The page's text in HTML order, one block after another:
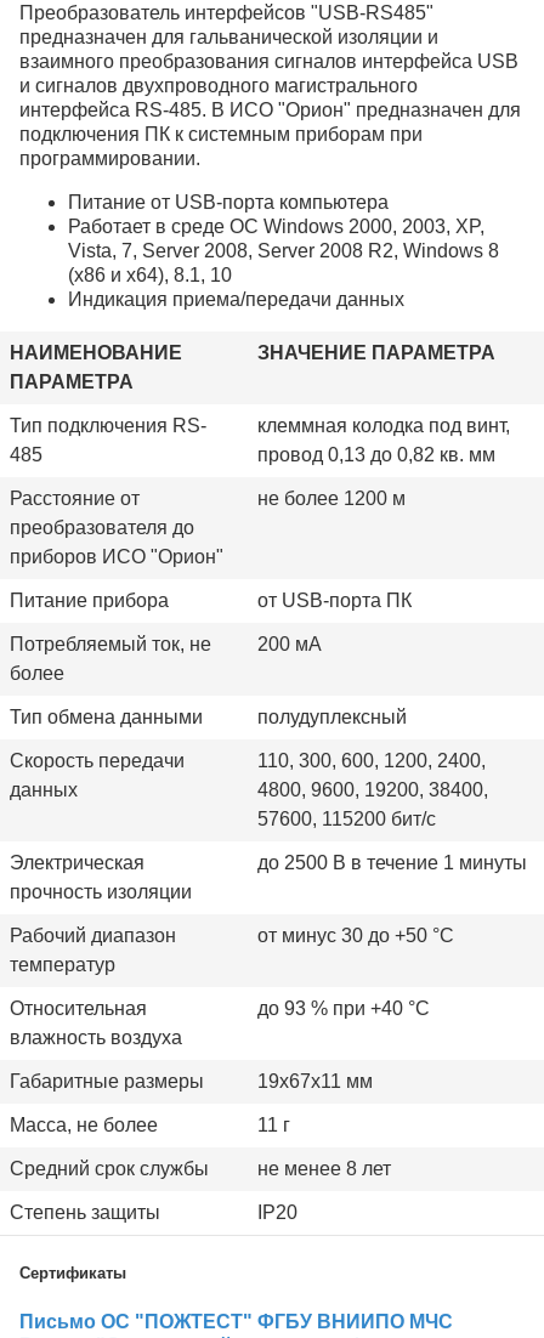
Преобразователь интерфейсов "USB-RS485"
предназначен для гальванической изоляции и
взаимного преобразования сигналов интерфейса USB
и сигналов двухпроводного магистрального
интерфейса RS-485. В ИСО "Орион" предназначен для
подключения ПК к системным приборам при
программировании.
Питание от USB-порта компьютера
Работает в среде ОС Windows 2000, 2003, XP,
Vista, 7, Server 2008, Server 2008 R2, Windows 8
(x86 и х64), 8.1, 10
Индикация приема/передачи данных
НАИМЕНОВАНИЕ
ПАРАМЕТРА
ЗНАЧЕНИЕ ПАРАМЕТРА
Тип подключения RS-
485
клеммная колодка под винт,
провод 0,13 до 0,82 кв. мм
Расстояние от
преобразователя до
приборов ИСО "Орион"
не более 1200 м
Питание прибора от USB-порта ПК
Потребляемый ток, не
более
200 мА
Тип обмена данными полудуплексный
Скорость передачи
данных
110, 300, 600, 1200, 2400,
4800, 9600, 19200, 38400,
57600, 115200 бит/с
Электрическая
прочность изоляции
до 2500 В в течение 1 минуты
Рабочий диапазон
температур
от минус 30 до +50 °C
Относительная
влажность воздуха
до 93 % при +40 °C
Габаритные размеры 19х67х11 мм
Масса, не более 11 г
Средний срок службы не менее 8 лет
Степень защиты IP20
Сертификаты
Письмо ОС "ПОЖТЕСТ" ФГБУ ВНИИПО МЧС